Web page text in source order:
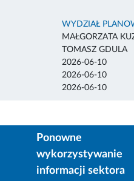
WYDZIAŁ
MAŁGORZATA
TOMASZ GDULA
2026-06-10
2026-06-10
2026-06-10
Ponowne
wykorzystywanie
informacji sektora